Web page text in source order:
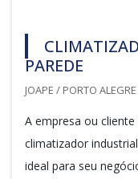
PAREDE
JOAPE / PORTO
A empresa ou
climatizador
ideal para seu